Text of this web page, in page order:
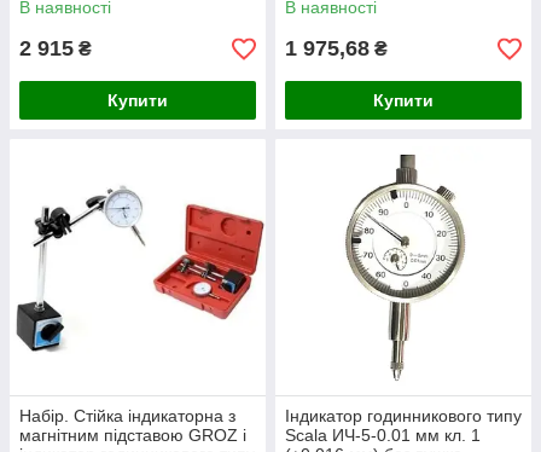
В наявності
2 915 ₴
Купити
В наявності
1 975,68 ₴
Купити
Набір. Стійка індикаторна з
магнітним підставою GROZ і
Індикатор годинникового типу
Scala ИЧ-5-0.01 мм кл. 1